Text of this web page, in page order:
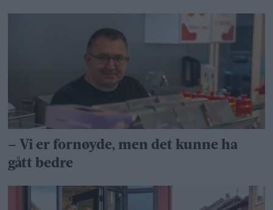
– Vi er fornøyde, men det kunne ha
gått bedre